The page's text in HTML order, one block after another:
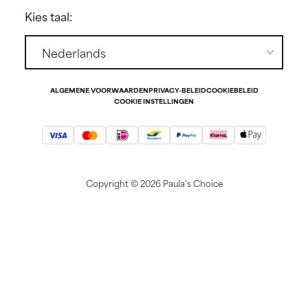
Contact
Pers
Studentenkorting
Kies taal:
ALGEMENE VOORWAARDENPRIVACY-BELEIDCOOKIEBELEID
COOKIE INSTELLINGEN
Copyright ©2026 Paula's Choice